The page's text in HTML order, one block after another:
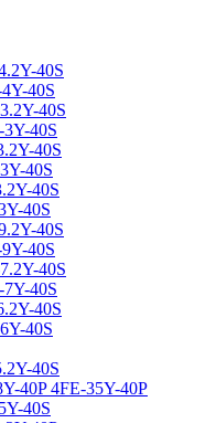
40S
40S
40S
40S
40S
40S
40S
40S
40S
40S
40S
40S
40S
40S
40S
40P 4FE-35Y-40P
40S